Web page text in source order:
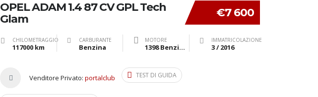
€7 600
OPEL ADAM 1.4 87 CV GPL Tech
Glam
CHILOMETRAGGIO
117000 km
CARBURANTE
Benzina
MOTORE
1398 Benzina cv 87 kW 63
IMMATRICOLAZIONE
3 / 2016
Venditore Privato: portalclub TEST DI GUIDA